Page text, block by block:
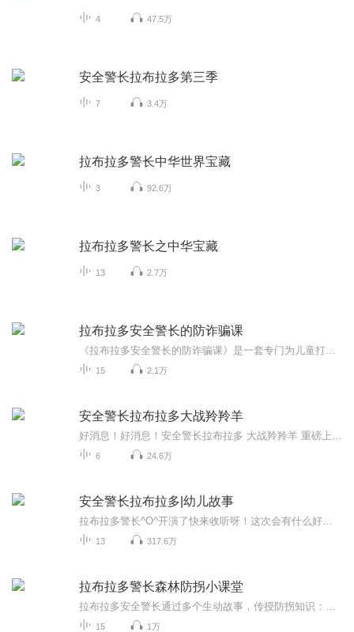
4 47.5万
安全警长拉布拉多第三季
7 3.4万
拉布拉多警长中华世界宝藏
3 92.6万
拉布拉多警长之中华宝藏
13 2.7万
拉布拉多安全警长的防诈骗课
15 2.1万
安全警长拉布拉多大战羚羚羊
6 24.6万
安全警长拉布拉多|幼儿故事
13 317.6万
拉布拉多警长森林防拐小课堂
15 1万